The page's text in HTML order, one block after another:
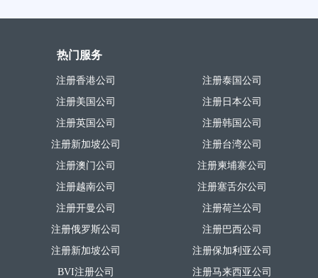
热门服务
注册香港公司
注册美国公司
注册英国公司
注册新加坡公司
注册澳门公司
注册泰国公司
注册日本公司
注册韩国公司
注册台湾公司
注册柬埔寨公司
注册越南公司
注册开曼公司
注册俄罗斯公司
注册新加坡公司
BVI注册公司
注册塞舌尔公司
注册荷兰公司
注册巴西公司
注册保加利亚公司
注册马来西亚公司